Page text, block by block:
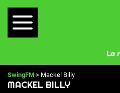
SwingFM > Mackel Billy
MACKEL BILLY